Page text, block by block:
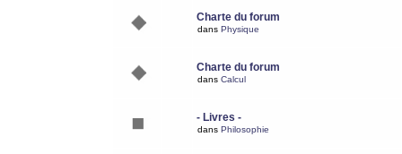
Charte du forum
dans Physique
Charte du forum
dans Calcul
- Livres -
dans Philosophie